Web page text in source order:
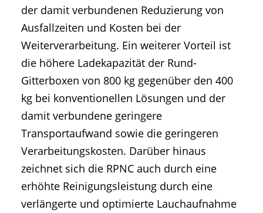
der damit verbundenen Reduzierung von
Ausfallzeiten und Kosten bei der
Weiterverarbeitung. Ein weiterer Vorteil ist
die höhere Ladekapazität der Rund-
Gitterboxen von 800 kg gegenüber den 400
kg bei konventionellen Lösungen und der
damit verbundene geringere
Transportaufwand sowie die geringeren
Verarbeitungskosten. Darüber hinaus
zeichnet sich die RPNC auch durch eine
erhöhte Reinigungsleistung durch eine
verlängerte und optimierte Lauchaufnahme